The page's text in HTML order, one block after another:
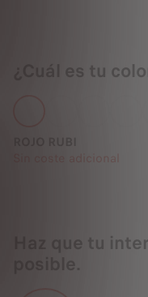
¿Cuál es tu
Sin coste adicional
Haz que tu